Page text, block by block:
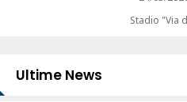
Stadio "Via
Ultime News